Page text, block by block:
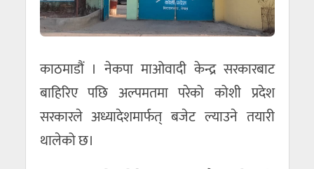
काठमाडौं । नेकपा माओवादी केन्द्र सरकारबाट
बाहिरिए पछि अल्पमतमा परेको कोशी प्रदेश
सरकारले अध्यादेशमार्फत् बजेट ल्याउने तयारी
थालेको छ।